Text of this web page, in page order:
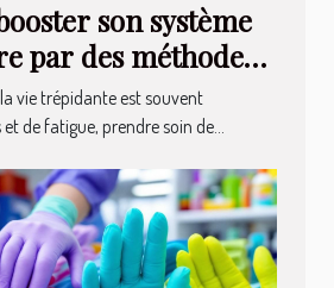
son système
par des méthodes
des
et routines
vie trépidante est souvent
de fatigue, prendre soin de...